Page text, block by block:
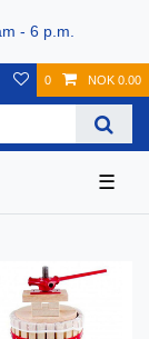
- 6 p.m.
0 NOK 0.00
☰